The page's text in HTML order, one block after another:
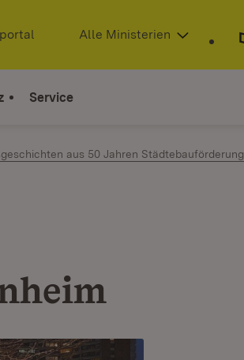
(Öffnet in neuem Fenster)
Alle Ministerien
Service
aus 50 Jahren Städtebauförderung